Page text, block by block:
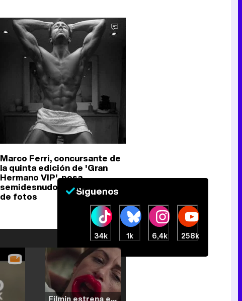
Filmin estrena el tráiler de 'Millennial Mal', su nueva comedia universitaria de la mano de Lorena Iglesias
Marco Ferri, concursante de
la quinta edición de 'Gran
Hermano VIP', posa
semidesnudo en una sesión
de fotos Síguenos
34k 1k 6,4k 258k